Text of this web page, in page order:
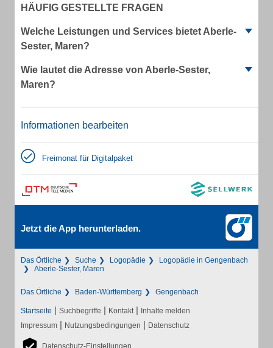
HÄUFIG GESTELLTE FRAGEN
Welche Leistungen und Services bietet Aberle-
Sester, Maren?
Wie lautet die Adresse von Aberle-Sester,
Maren?
Informationen bearbeiten
Freimonat für Digitalpaket
Jetzt die App herunterladen.
Das Örtliche Suche Logopädie
Logopädie in Gengenbach
Aberle-Sester, Maren
Das Örtliche Baden-Württemberg Gengenbach
Startseite | Suchbegriffe | Kontakt | Inhalte melden
Impressum | Nutzungsbedingungen | Datenschutz
Datenschutz-Einstellungen